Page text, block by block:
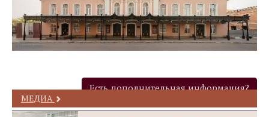
Есть дополнительная информация?
МЕДИА